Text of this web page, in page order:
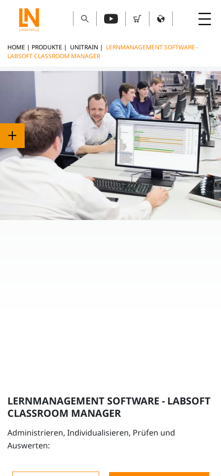
HOME | PRODUKTE | UNITRAIN | LERNMANAGEMENT SOFTWARE -
LABSOFT CLASSROOM MANAGER
LERNMANAGEMENT SOFTWARE - LABSOFT
CLASSROOM MANAGER
Administrieren, Individualisieren, Prüfen und
Auswerten: